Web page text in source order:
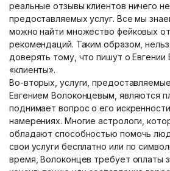
реальные отзывы клиентов ничего
предоставляемых услуг. Все мы
можно найти множество фейковых
рекомендаций. Таким образом,
доверять тому, что пишут о Евгении
«клиенты».
Во-вторых, услуги,
Евгением Волоконцевым, являются
поднимает вопрос о его
намерениях. Многие астрологи,
обладают способностью помочь
свои услуги бесплатно или по
время, Волоконцев требует оплаты